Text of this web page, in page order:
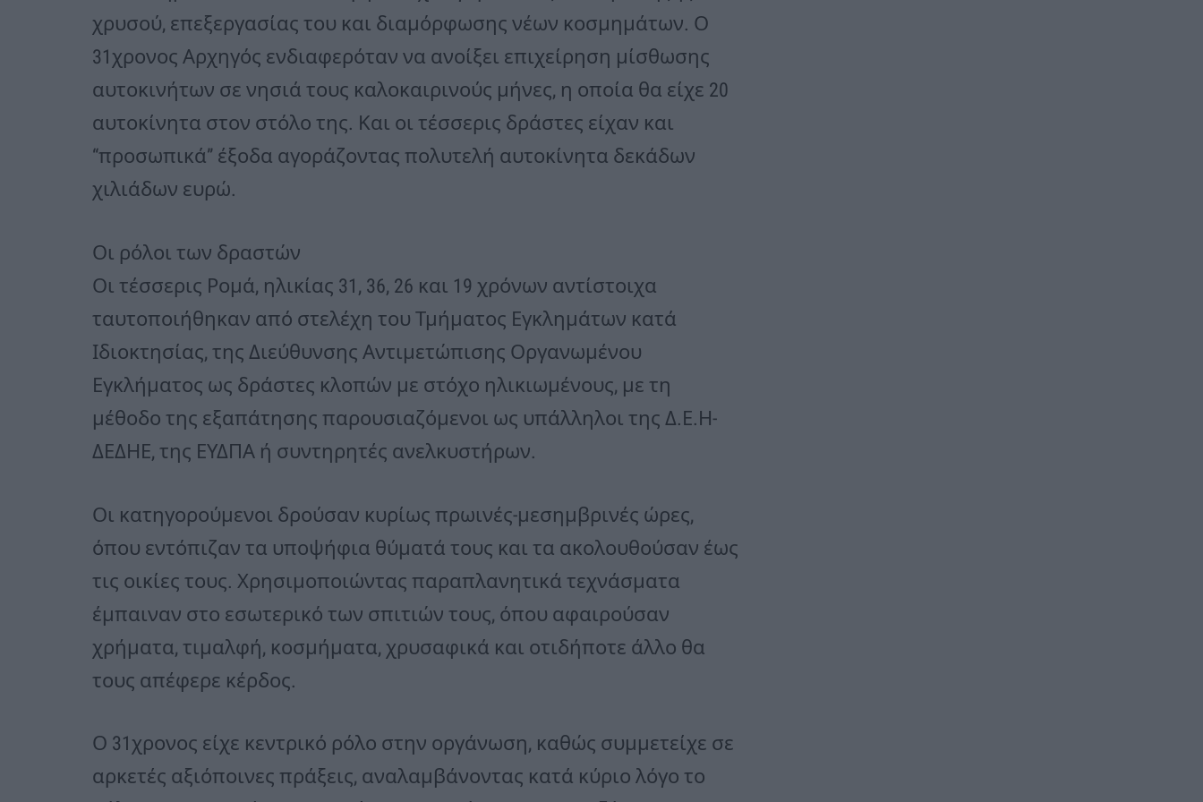
χρυσού, επεξεργασίας του και διαμόρφωσης νέων κοσμημάτων. Ο
31χρονος Αρχηγός ενδιαφερόταν να ανοίξει επιχείρηση μίσθωσης
αυτοκινήτων σε νησιά τους καλοκαιρινούς μήνες, η οποία θα είχε 20
αυτοκίνητα στον στόλο της. Και οι τέσσερις δράστες είχαν και
“προσωπικά” έξοδα αγοράζοντας πολυτελή αυτοκίνητα δεκάδων
χιλιάδων ευρώ.
Οι ρόλοι των δραστών
Οι τέσσερις Ρομά, ηλικίας 31, 36, 26 και 19 χρόνων αντίστοιχα
ταυτοποιήθηκαν από στελέχη του Τμήματος Εγκλημάτων κατά
Ιδιοκτησίας, της Διεύθυνσης Αντιμετώπισης Οργανωμένου
Εγκλήματος ως δράστες κλοπών με στόχο ηλικιωμένους, με τη
μέθοδο της εξαπάτησης παρουσιαζόμενοι ως υπάλληλοι της Δ.Ε.Η-
ΔΕΔΗΕ, της ΕΥΔΠΑ ή συντηρητές ανελκυστήρων.
Οι κατηγορούμενοι δρούσαν κυρίως πρωινές-μεσημβρινές ώρες,
όπου εντόπιζαν τα υποψήφια θύματά τους και τα ακολουθούσαν έως
τις οικίες τους. Χρησιμοποιώντας παραπλανητικά τεχνάσματα
έμπαιναν στο εσωτερικό των σπιτιών τους, όπου αφαιρούσαν
χρήματα, τιμαλφή, κοσμήματα, χρυσαφικά και οτιδήποτε άλλο θα
τους απέφερε κέρδος.
Ο 31χρονος είχε κεντρικό ρόλο στην οργάνωση, καθώς συμμετείχε σε
αρκετές αξιόποινες πράξεις, αναλαμβάνοντας κατά κύριο λόγο το